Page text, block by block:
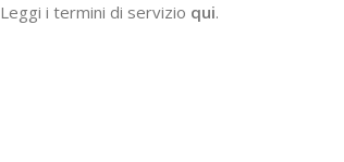
Leggi i termini di servizio qui.